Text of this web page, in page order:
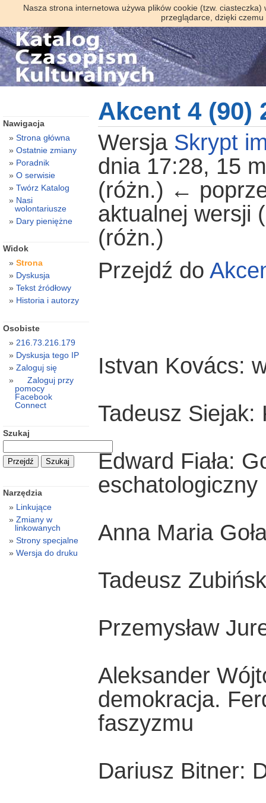
Nasza strona internetowa używa plików cookie (tzw.
przeglądarce, dzięki
Akcent 4 (90)
Wersja Skrypt
dnia 17:28, 15
(różn.) ←
aktualnej wersji
(różn.)
Przejdź do
Istvan Kovács:
Tadeusz Siejak:
Edward Fiała:
eschatologiczny
Anna Maria
Tadeusz
Przemysław
Aleksander
demokracja.
faszyzmu
Dariusz Bitner:
Nawigacja
Strona główna
Ostatnie zmiany
Poradnik
O serwisie
Twórz Katalog
Nasi
wolontariusze
Dary pieniężne
Widok
Strona
Dyskusja
Tekst źródłowy
Historia i autorzy
Osobiste
216.73.216.179
Dyskusja tego IP
Zaloguj się
Zaloguj przy
pomocy
Facebook
Connect
Szukaj
Narzędzia
Linkujące
Zmiany w
linkowanych
Strony specjalne
Wersja do druku